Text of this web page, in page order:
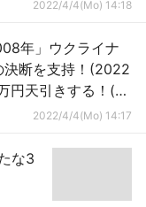
2022/4/4(Mo) 14:18
年」ウクライナ
決断を支持！(2022
円天引きする！(自
2022/4/4(Mo) 14:17
な3